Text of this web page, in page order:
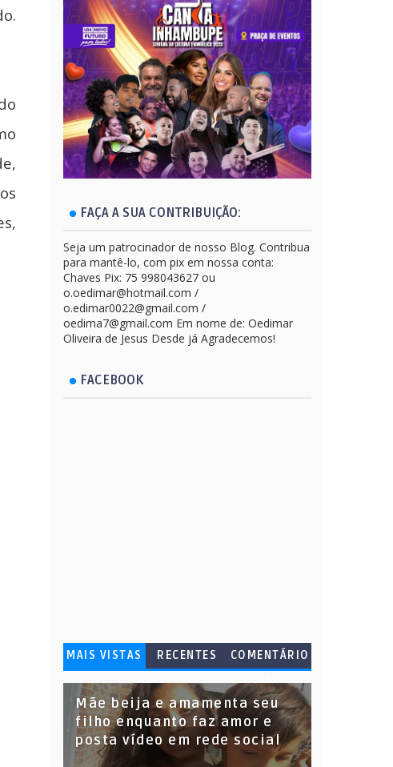
FAÇA A SUA CONTRIBUIÇÃO:
Seja um patrocinador de nosso Blog. Contribua
para mantê-lo, com pix em nossa conta:
Chaves Pix: 75 998043627 ou
o.oedimar@hotmail.com /
o.edimar0022@gmail.com /
oedima7@gmail.com Em nome de: Oedimar
Oliveira de Jesus Desde já Agradecemos!
FACEBOOK
MAIS VISTAS RECENTES
COMENTÁRIO
S
Mãe beija e amamenta seu
filho enquanto faz amor e
posta vídeo em rede social